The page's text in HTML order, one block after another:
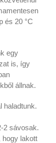
és 20 °C
egy
is, így
állnak.
haladtunk.
2 sávosak.
lakott